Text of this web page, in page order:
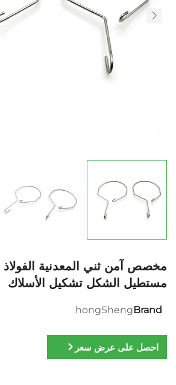
مخصص آمن ثني المعدنية الفولاذ
مستطيل الشكل تشكيل الأسلاك
Brand
hongSheng
احصل على عرض سعر